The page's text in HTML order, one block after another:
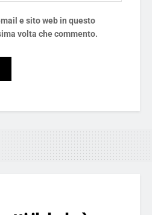
e sito web in questo
volta che commento.